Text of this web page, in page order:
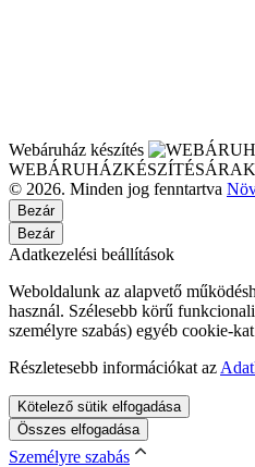
Webáruház készítés
© 2026. Minden jog fenntartva
Bezár
Bezár
Adatkezelési beállítások
Weboldalunk az alapvető
használ. Szélesebb körű
személyre szabás) egyéb cookie-
Részletesebb információkat az
Kötelező sütik elfogadása
Összes elfogadása
Személyre szabás